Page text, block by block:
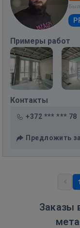
Был
Примеры работ
Контакты
+372 *** *** 78
Предложить
1
Заказы